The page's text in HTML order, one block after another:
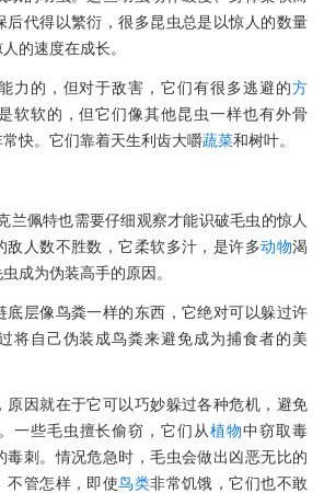
后代得以繁衍，很多昆虫总是以惊人的数量
的速度在成长。
力的，但对于敌害，它们有很多逃避的方
软软的，但它们像其他昆虫一样也有外骨
快。它们靠着天生利齿大嚼蔬菜和树叶。
兰佩特也需要仔细观察才能识破毛虫的惊人
敌人数不胜数，它柔软多汁，是许多动物渴
成为伪装高手的原因。
底层像鸟粪一样的东西，它绝对可以躲过许
将自己伪装成鸟粪来避免成为捕食者的美
原因就在于它可以巧妙躲过各种危机，避免
一些毛虫擅长偷窃，它们从植物中窃取毒
毒刺。情况危急时，毛虫会做出凶恶无比的
不管怎样，即使鸟类非常饥饿，它们也不敢